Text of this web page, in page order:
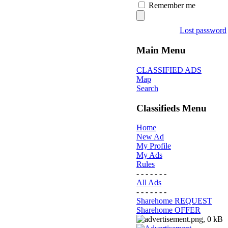
Remember me
Lost password
Main Menu
CLASSIFIED ADS
Map
Search
Classifieds Menu
Home
New Ad
My Profile
My Ads
Rules
- - - - - - -
All Ads
- - - - - - -
Sharehome REQUEST
Sharehome OFFER